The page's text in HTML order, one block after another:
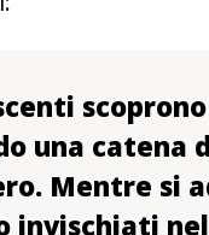
una catena
Mentre si
invischiati